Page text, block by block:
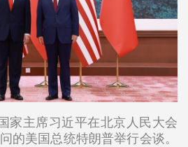
家主席习近平在北京人民大会
的美国总统特朗普举行会谈。